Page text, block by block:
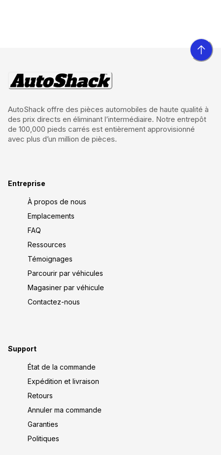
AutoShack offre des pièces automobiles de haute qualité à
des prix directs en éliminant l’intermédiaire. Notre entrepôt
de 100,000 pieds carrés est entièrement approvisionné
avec plus d’un million de pièces.
Entreprise
À propos de nous
Emplacements
FAQ
Ressources
Témoignages
Parcourir par véhicules
Magasiner par véhicule
Contactez-nous
Support
État de la commande
Expédition et livraison
Retours
Annuler ma commande
Garanties
Politiques